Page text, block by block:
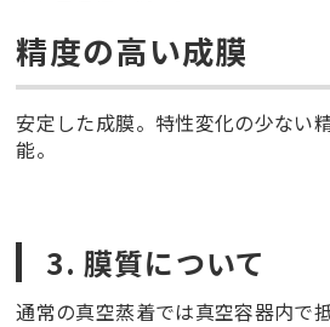
精度の高い成膜
安定した成膜。特性変化の少ない
能。
3. 膜質について
通常の真空蒸着では真空容器内で